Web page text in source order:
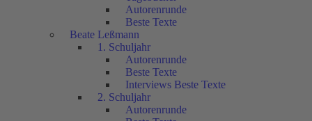
Autorenrunde
Beste Texte
Beate Leßmann
1. Schuljahr
Autorenrunde
Beste Texte
Interviews Beste Texte
2. Schuljahr
Autorenrunde